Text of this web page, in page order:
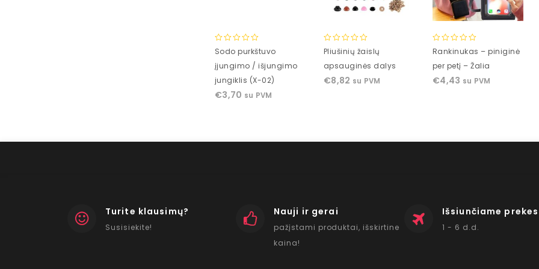
0
of
5
Sodo purkštuvo
įjungimo / išjungimo
jungiklis (X-02)
€3,70 su PVM
0
of
5
Pliušinių žaislų
apsauginės dalys
€8,82 su PVM
0
of
5
Rankinukas – piniginė
per petį – Žalia
€4,43 su PVM
Turite klausimų?
Susisiekite!
Nauji ir gerai
pažįstami produktai, išskirtine
kaina!
Išsiunčiame
1 - 6 d.d.